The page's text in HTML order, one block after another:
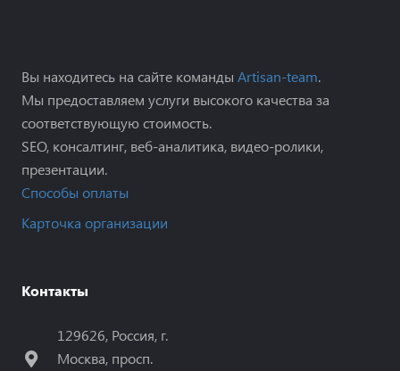
Вы находитесь на сайте команды Artisan-team.
Мы предоставляем услуги высокого качества за
соответствующую стоимость.
SEO, консалтинг, веб-аналитика, видео-ролики,
презентации.
Способы оплаты
Карточка организации
Контакты
129626, Россия, г.
Москва, просп.